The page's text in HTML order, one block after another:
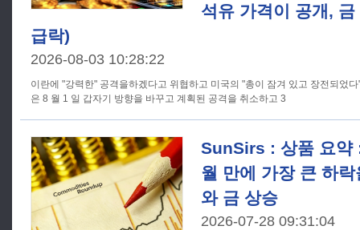
석유 가격이 공개,
급락)
2026-08-03 10:28:22
이란에 "강력한" 공격을하겠다고 위협하고 미국의 "총이 잠겨 있고 장전되었
은 8 월 1 일 갑자기 방향을 바꾸고 계획된 공격을 취소하고 3
SunSirs : 상품 요약
월 만에 가장 큰 하
와 금 상승
2026-07-28 09:31:04